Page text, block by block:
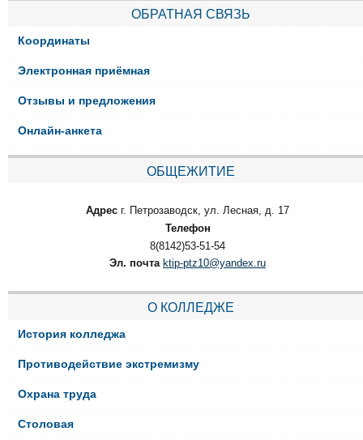
ОБРАТНАЯ СВЯЗЬ
Координаты
Электронная приёмная
Отзывы и предложения
Онлайн-анкета
ОБЩЕЖИТИЕ
Адрес г. Петрозаводск, ул. Лесная, д. 17
Телефон
8(8142)53-51-54
Эл. почта ktip-ptz10@yandex.ru
О КОЛЛЕДЖЕ
История колледжа
Противодействие экстремизму
Охрана труда
Столовая